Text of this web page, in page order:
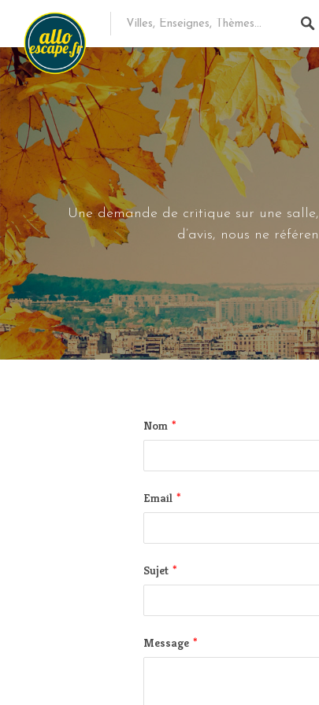
Une demande de critique sur une
d’avis, nous ne
Nom *
Email *
Sujet *
Message *